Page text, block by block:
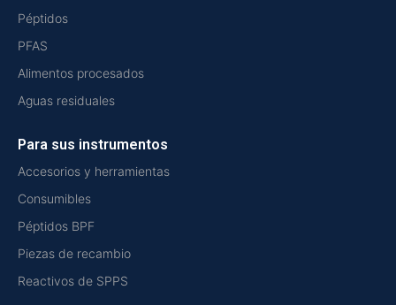
Péptidos
PFAS
Alimentos procesados
Aguas residuales
Para sus instrumentos
Accesorios y herramientas
Consumibles
Péptidos BPF
Piezas de recambio
Reactivos de SPPS